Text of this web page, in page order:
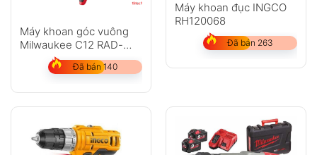
Máy khoan góc vuông
Milwaukee C12 RAD-
Đã bán 140
Máy khoan đục INGCO
RH120068
Đã bán 263